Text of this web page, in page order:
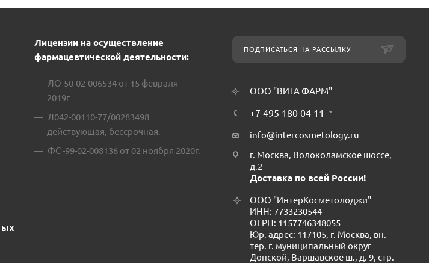
Лицензии на осуществление
фармацевтической деятельности:
ЛО-50-02-006534 от 15 февраля
2019г
Л042-00110-77/00283498
действующая, бессрочная.
ФС -99-02-008136 от 02 ноября 2020г.
ПОДПИСАТЬСЯ НА РАССЫЛКУ
ООО "ВИТА ФАРМ"
+7 495 180 04 11
info@intercosmetology.ru
г. Москва, Волоколамское шоссе,
д.2
Доставка по всей России!
ООО "ИнтерКосметолоджи"
ИНН: 7733230544
ОГРН: 1157746348055
Юр. адрес: 117105, г. Москва, вн.
тер. г. муниципальный округ
Донской, Варшавское ш., д. 9, стр.